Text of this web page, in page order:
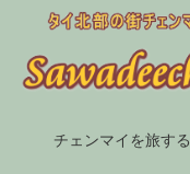
チェンマイを旅する